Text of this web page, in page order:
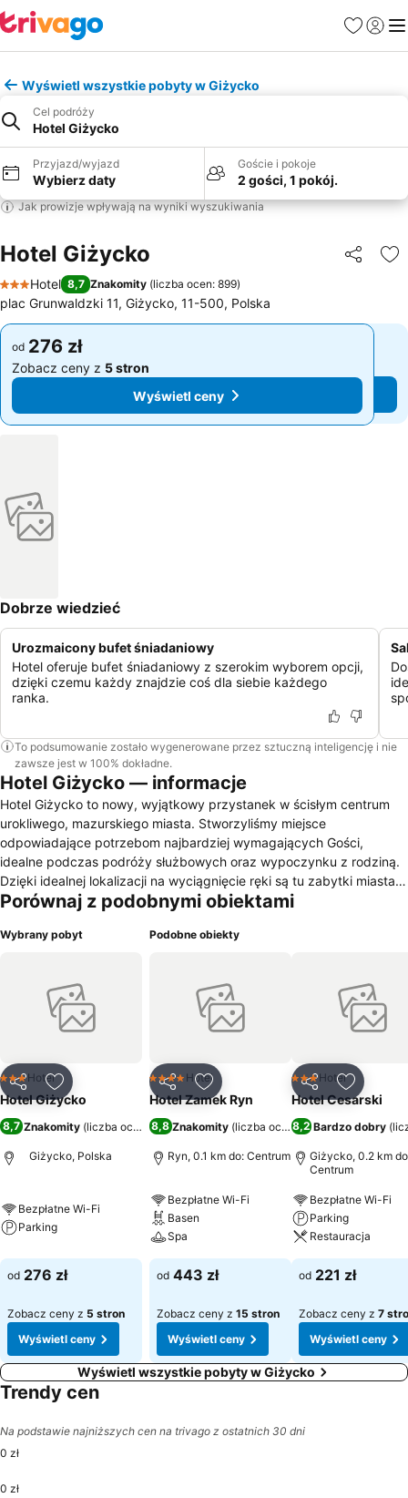
Ulubione
Wyświetl wszystkie pobyty w Giżycko
Cel podróży
Hotel Giżycko
Przyjazd/wyjazd
Wybierz daty
Goście i pokoje
2 gości, 1 pokój.
Jak prowizje wpływają na wyniki wyszukiwania
Hotel Giżycko
3 Kategoria
Hotel 8,7 Znakomity (liczba ocen: 899)
plac Grunwaldzki 11, Giżycko, 11-500, Polska
od 276 zł
Zobacz ceny z 5 stron
Wyświetl ceny
od 276 zł
Zobacz ceny z 5 stron
Wyświetl ceny
Dobrze wiedzieć
Urozmaicony bufet śniadaniowy
Hotel oferuje bufet śniadaniowy z szerokim wyborem opcji,
dzięki czemu każdy znajdzie coś dla siebie każdego
ranka.
To podsumowanie zostało wygenerowane przez sztuczną inteligencję i nie
zawsze jest w 100% dokładne.
Hotel Giżycko — informacje
Hotel Giżycko to nowy, wyjątkowy przystanek w ścisłym centrum
urokliwego, mazurskiego miasta. Stworzyliśmy miejsce
odpowiadające potrzebom najbardziej wymagających Gości,
idealne podczas podróży służbowych oraz wypoczynku z rodziną.
Dzięki idealnej lokalizacji na wyciągnięcie ręki są tu zabytki miasta
oraz liczne restauracje, kawiarnie i sklepy.
Porównaj z podobnymi obiektami
Wybrany pobyt
UdostępnijDodaj do ulubionych
3 Kategoria
Hotel
Hotel Giżycko
8,7 Znakomity (liczba ocen: 899)
Giżycko, Polska
Bezpłatne Wi-Fi
Parking
od 276 zł
Zobacz ceny z 5 stron
Wyświetl ceny
Podobne obiekty
UdostępnijDodaj do ulubionych
4 Kategoria
Hotel
Hotel Zamek Ryn
8,8 Znakomity (liczba ocen: 9951)
Ryn, 0.1 km do: Centrum
Bezpłatne Wi-Fi
Basen
Spa
od 443 zł
Zobacz ceny z 15 stron
Wyświetl ceny
UdostępnijDodaj
3 Kategoria
Hotel
Hotel Cesarski
8,2Bardzo dobry (
Giżycko, 0.2 km
Centrum
Bezpłatne Wi-Fi
Parking
Restauracja
od 221 zł
Zobacz ceny z 7
Wyświetl ceny
Wyświetl wszystkie pobyty w Giżycko
Trendy cen
Na podstawie najniższych cen na trivago z ostatnich 30 dni
0 zł
0 zł